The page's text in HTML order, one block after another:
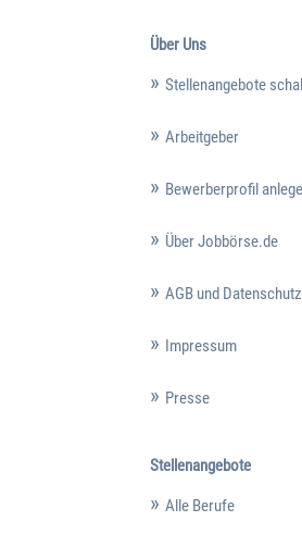
Über Uns
Stellenangebote
Arbeitgeber
Bewerberprofil
Über Jobbörse.de
AGB und Datenschutz
Impressum
Presse
Stellenangebote
Alle Berufe